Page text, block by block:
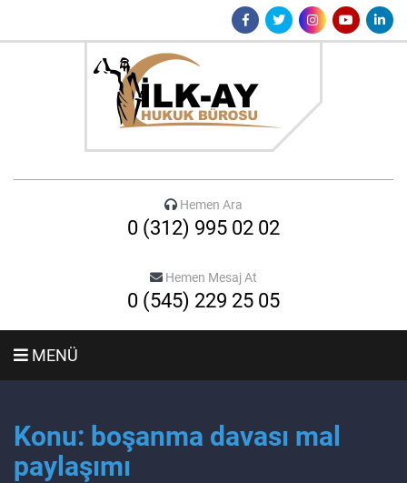
Hemen Ara
0 (312) 995 02 02
Hemen Mesaj At
0 (545) 229 25 05
MENÜ
Konu: boşanma davası mal
paylaşımı